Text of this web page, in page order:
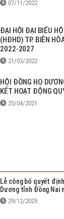
07/11/2022
ĐẠI HỘI ĐẠI BIỂU
(HĐHD) TP. BIÊN
2022-2027
21/03/2022
HỘI ĐỒNG HỌ
KẾT HOẠT ĐỘNG
25/04/2021
Lễ công bố quyết
Dương tỉnh Đồng Nai
29/12/2025